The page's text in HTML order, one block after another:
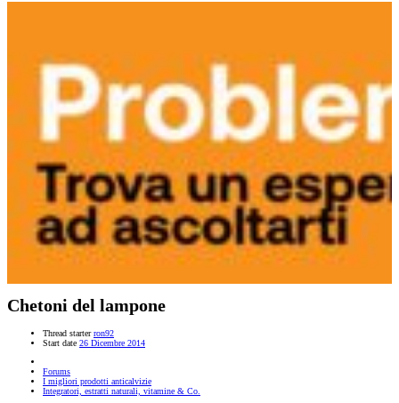
Chetoni del lampone
Thread starter ron92
Start date 26 Dicembre 2014
Forums
I migliori prodotti anticalvizie
Integratori, estratti naturali, vitamine & Co.